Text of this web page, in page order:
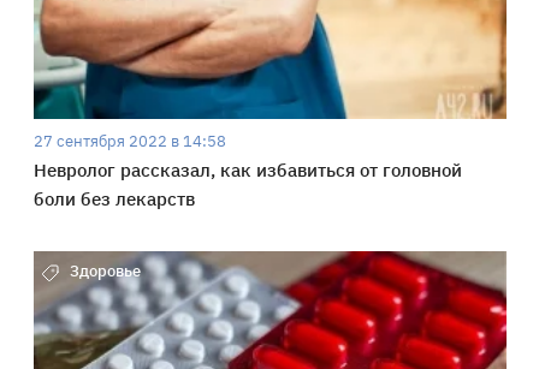
27 сентября 2022 в 14:58
Невролог рассказал, как избавиться от головной
боли без лекарств
Здоровье